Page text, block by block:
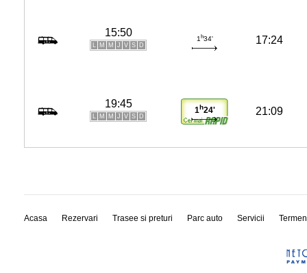
15:50
L M M J V S D
1 h34' 17:24
19:45
L M M J V S D
1h24' 21:09
Acasa Rezervari Trasee si preturi Parc auto Servicii